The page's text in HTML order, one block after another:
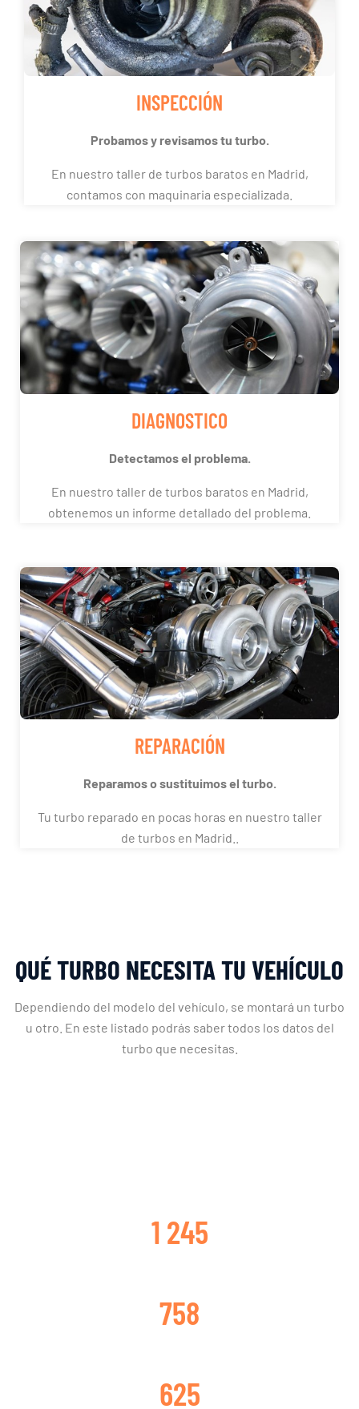
INSPECCIÓN
Probamos y revisamos tu turbo.
En nuestro taller de turbos baratos en Madrid,
contamos con maquinaria especializada.
DIAGNOSTICO
Detectamos el problema.
En nuestro taller de turbos baratos en Madrid,
obtenemos un informe detallado del problema.
REPARACIÓN
Reparamos o sustituimos el turbo.
Tu turbo reparado en pocas horas en nuestro taller
de turbos en Madrid..
QUÉ TURBO NECESITA TU VEHÍCULO
Dependiendo del modelo del vehículo, se montará un turbo
u otro. En este listado podrás saber todos los datos del
turbo que necesitas.
1 245
758
625